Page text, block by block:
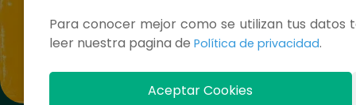
Para conocer mejor como se utilizan tus datos
leer nuestra pagina de Política de privacidad.
Aceptar Cookies